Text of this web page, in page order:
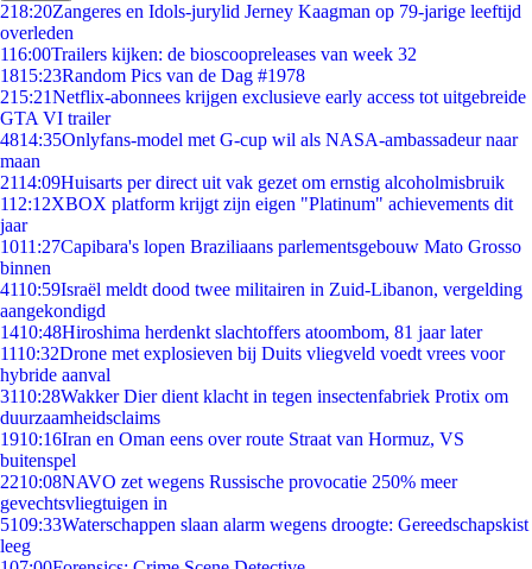
218:20Zangeres en Idols-jurylid Jerney Kaagman op 79-jarige leeftijd
overleden
116:00Trailers kijken: de bioscoopreleases van week 32
1815:23Random Pics van de Dag #1978
215:21Netflix-abonnees krijgen exclusieve early access tot uitgebreide
GTA VI trailer
4814:35Onlyfans-model met G-cup wil als NASA-ambassadeur naar
maan
2114:09Huisarts per direct uit vak gezet om ernstig alcoholmisbruik
112:12XBOX platform krijgt zijn eigen "Platinum" achievements dit
jaar
1011:27Capibara's lopen Braziliaans parlementsgebouw Mato Grosso
binnen
4110:59Israël meldt dood twee militairen in Zuid-Libanon, vergelding
aangekondigd
1410:48Hiroshima herdenkt slachtoffers atoombom, 81 jaar later
1110:32Drone met explosieven bij Duits vliegveld voedt vrees voor
hybride aanval
3110:28Wakker Dier dient klacht in tegen insectenfabriek Protix om
duurzaamheidsclaims
1910:16Iran en Oman eens over route Straat van Hormuz, VS
buitenspel
2210:08NAVO zet wegens Russische provocatie 250% meer
gevechtsvliegtuigen in
5109:33Waterschappen slaan alarm wegens droogte: Gereedschapskist
leeg